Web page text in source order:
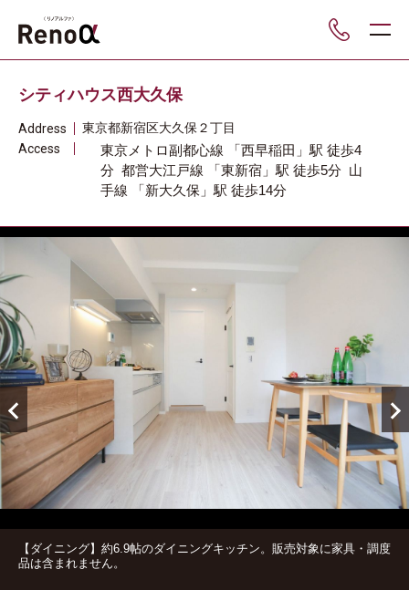
シティハウス西大久保
Address 東京都新宿区大久保２丁目
Access
東京メトロ副都心線 「西早稲田」駅 徒歩4
分 都営大江戸線 「東新宿」駅 徒歩5分 山
手線
「新大久保」駅 徒歩14分
【ダイニング】約6.9帖のダイニングキッチン。販売対象に家具・調度
品は含まれません。